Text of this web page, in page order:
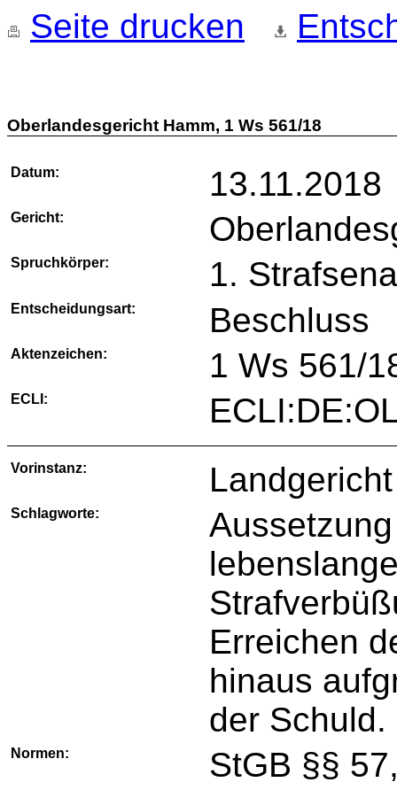
Seite drucken
Oberlandesgericht Hamm, 1 Ws 561/18
Datum: 13.11.2018
Gericht:
Spruchkörper: 1.
Entscheidungsart: Beschluss
Aktenzeichen: 1 Ws 561/
ECLI:
Vorinstanz:
Schlagworte:
Erreichen
hinaus
der Schuld.
Normen: StGB §§